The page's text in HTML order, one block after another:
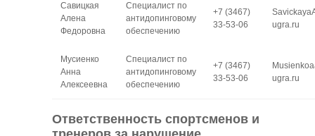
Савицкая
Алена
Федоровна
Специалист по
антидопинговому
обеспечению
+7 (3467)
33-53-06
ugra.ru
Мусиенко
Анна
Алексеевна
Специалист по
антидопинговому
обеспечению
+7 (3467)
33-53-06
ugra.ru
Ответственность спортсменов и